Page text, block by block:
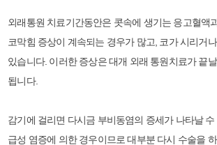
외래통원 치료기간동안은 콧속에 생기는 응고혈액
코막힘 증상이 계속되는 경우가 많고, 코가 시리거
있습니다. 이러한 증상은 대개 외래 통원치료가 끝
됩니다.
감기에 걸리면 다시금 부비동염의 증세가 나타날
급성 염증에 의한 경우이므로 대부분 다시 수술을